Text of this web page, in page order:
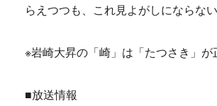
らえつつも、これ見よがしにならな
※岩崎大昇の「崎」は「たつさき」が
■放送情報